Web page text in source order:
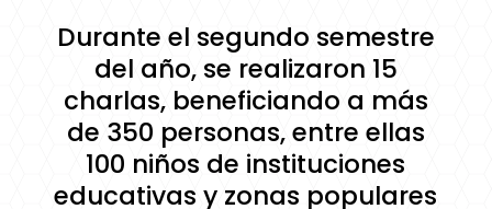
Durante el segundo semestre
del año, se realizaron 15
charlas, beneficiando a más
de 350 personas, entre ellas
100 niños de instituciones
educativas y zonas populares